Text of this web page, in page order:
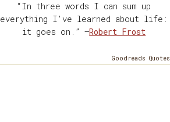
“In three words I can sum up
everything I've learned about life:
it goes on.” —Robert Frost
Goodreads Quotes